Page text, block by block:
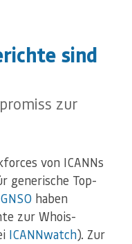
sind
zur
von ICANNs
generische Top-
GNSO haben
zur Whois-
ICANNwatch). Zur